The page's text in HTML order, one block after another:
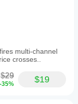
multi-channel
crosses..
$29
-35% $19